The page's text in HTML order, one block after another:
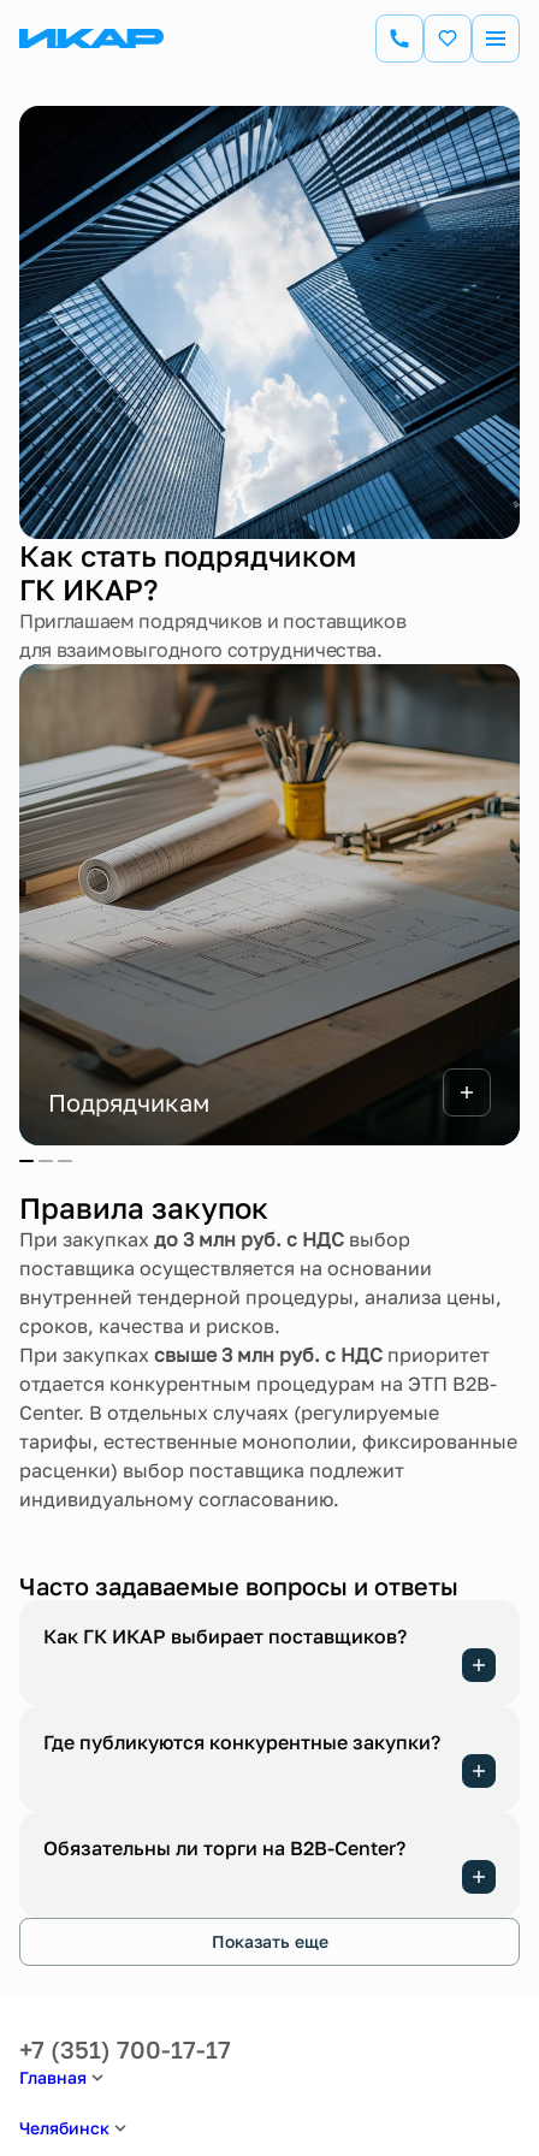
Как стать подрядчиком
ГК ИКАР?
Приглашаем подрядчиков и поставщиков
для взаимовыгодного сотрудничества.
Строительно-монтажные работы
Подрядчикам
Правила закупок
При закупках до 3 млн руб. с НДС выбор
поставщика осуществляется на основании
внутренней тендерной процедуры, анализа цены,
сроков, качества и рисков.
При закупках свыше 3 млн руб. с НДС приоритет
отдается конкурентным процедурам на ЭТП B2B-
Center. В отдельных случаях (регулируемые
тарифы, естественные монополии, фиксированные
расценки) выбор поставщика подлежит
индивидуальному согласованию.
Часто задаваемые вопросы и ответы
Как ГК ИКАР выбирает поставщиков?
Где публикуются конкурентные закупки?
Обязательны ли торги на B2B-Center?
Показать еще
Главная
Челябинск
+7 (351) 700-17-17